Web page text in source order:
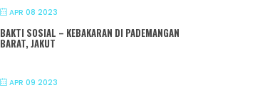
APR 08 2023
BAKTI SOSIAL – KEBAKARAN DI PADEMANGAN
BARAT, JAKUT
APR 09 2023